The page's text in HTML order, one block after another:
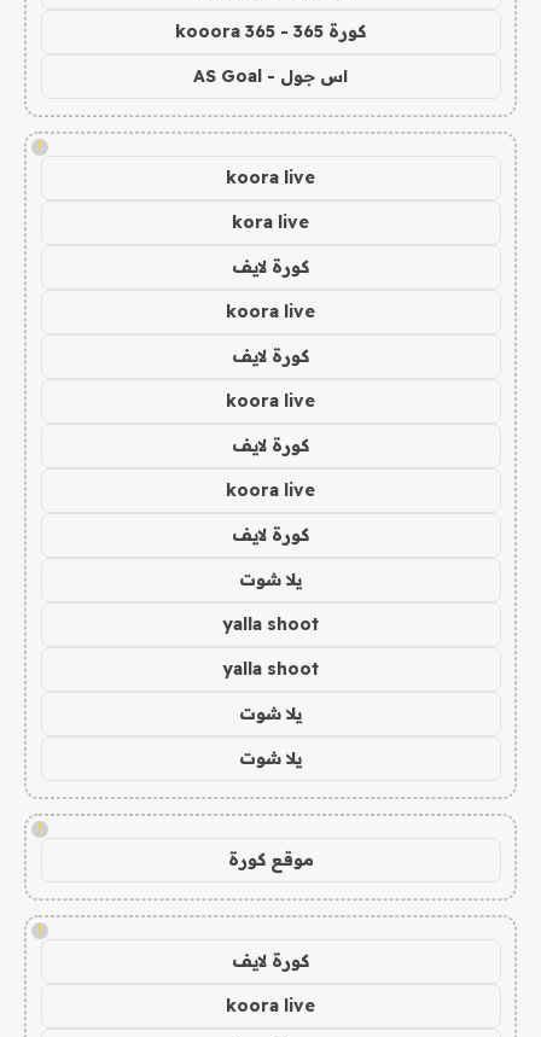
كورة 365 - kooora 365
اس جول - AS Goal
!
koora live
kora live
كورة لايف
koora live
كورة لايف
koora live
كورة لايف
koora live
كورة لايف
يلا شوت
yalla shoot
yalla shoot
يلا شوت
يلا شوت
!
موقع كورة
!
كورة لايف
koora live